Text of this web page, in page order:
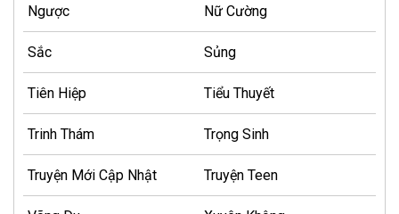
Ngược Nữ Cường
Sắc Sủng
Tiên Hiệp Tiểu Thuyết
Trinh Thám Trọng Sinh
Truyện Mới Cập Nhật Truyện Teen